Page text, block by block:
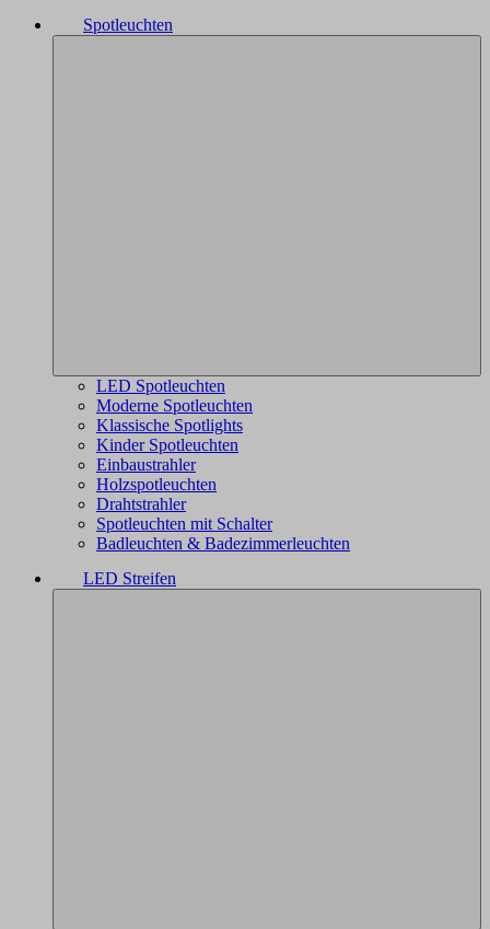
Spotleuchten
LED Spotleuchten
Moderne Spotleuchten
Klassische Spotlights
Kinder Spotleuchten
Einbaustrahler
Holzspotleuchten
Drahtstrahler
Spotleuchten mit Schalter
Badleuchten & Badezimmerleuchten
LED Streifen